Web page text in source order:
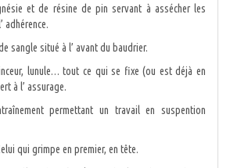
et de résine de pin servant à assécher les
adhérence.
sangle situé à l’ avant du baudrier.
lunule… tout ce qui se fixe (ou est déjà en
à l’ assurage.
permettant un travail en suspention
qui grimpe en premier, en tête.